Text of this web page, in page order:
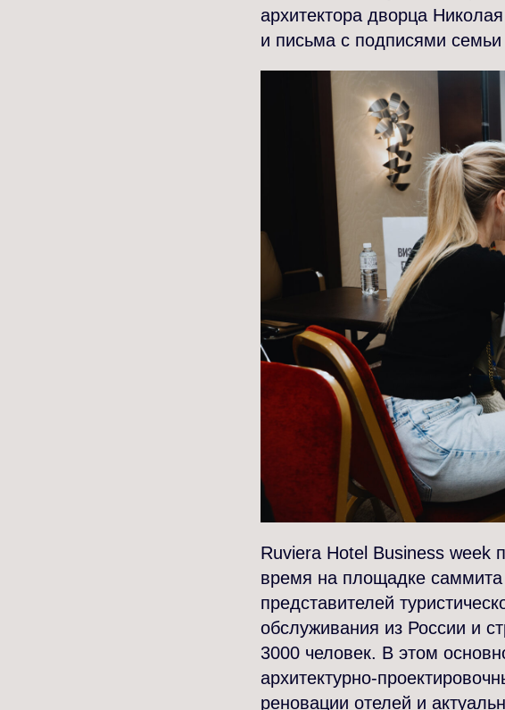
архитектора дворца
и письма с подписями
Ruviera Hotel Business week
время на площадке
представителей
обслуживания из России и
3000 человек. В этом
архитектурно-
реновации отелей и